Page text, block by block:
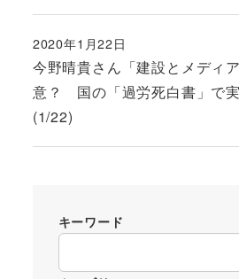
今野晴貴さん「建設とメディ
意？ 国の「過労死白書」で実
(1/22)
投稿日
2020年1月22日
キーワード